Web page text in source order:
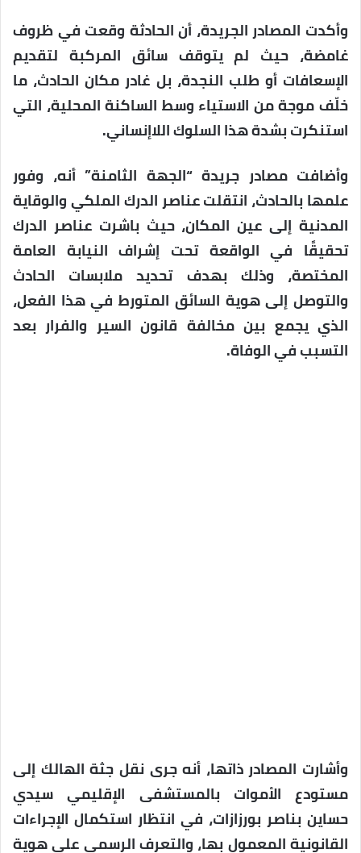
وأكدت المصادر الجريدة، أن الحادثة وقعت في ظروف
غامضة، حيث لم يتوقف سائق المركبة لتقديم
الإسعافات أو طلب النجدة، بل غادر مكان الحادث، ما
خلّف موجة من الاستياء وسط الساكنة المحلية، التي
استنكرت بشدة هذا السلوك اللاإنساني.
وأضافت مصادر جريدة “الجهة الثامنة” أنه، وفور
علمها بالحادث، انتقلت عناصر الدرك الملكي والوقاية
المدنية إلى عين المكان، حيث باشرت عناصر الدرك
تحقيقًا في الواقعة تحت إشراف النيابة العامة
المختصة، وذلك بهدف تحديد ملابسات الحادث
والتوصل إلى هوية السائق المتورط في هذا الفعل،
الذي يجمع بين مخالفة قانون السير والفرار بعد
التسبب في الوفاة.
وأشارت المصادر ذاتها، أنه جرى نقل جثة الهالك إلى
مستودع الأموات بالمستشفى الإقليمي سيدي
حساين بناصر بورزازات، في انتظار استكمال الإجراءات
القانونية المعمول بها، والتعرف الرسمي على هوية